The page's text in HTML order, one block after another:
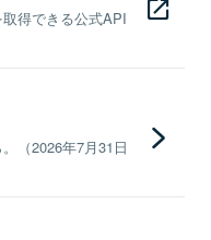
得できる公式API
（2026年7月31日